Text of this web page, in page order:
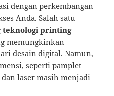
dengan perkembangan
Anda. Salah satu
teknologi printing
memungkinkan
desain digital. Namun,
seperti pamplet
laser masih menjadi